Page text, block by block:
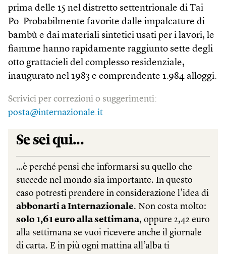
prima delle 15 nel distretto settentrionale di Tai
Po. Probabilmente favorite dalle impalcature di
bambù e dai materiali sintetici usati per i lavori, le
fiamme hanno rapidamente raggiunto sette degli
otto grattacieli del complesso residenziale,
inaugurato nel 1983 e comprendente 1.984 alloggi.
Scrivici per correzioni o suggerimenti:
posta@internazionale.it